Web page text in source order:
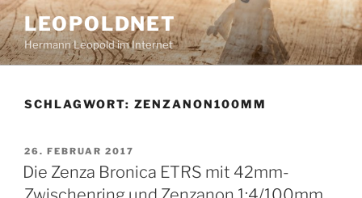
Zum
Inhalt
springen
LEOPOLDNET
Hermann Leopold im Internet
SCHLAGWORT: ZENZANON100MM
VERÖFFENTLICHT
AM
26. FEBRUAR 2017
Die Zenza Bronica ETRS mit 42mm-